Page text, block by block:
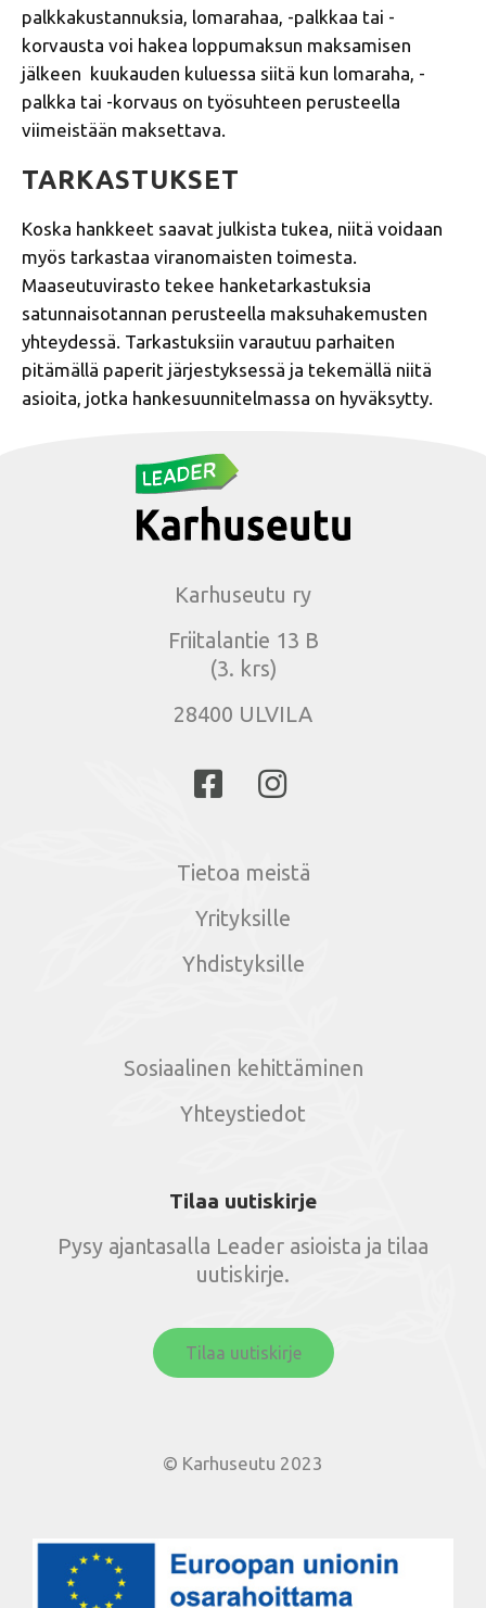
palkkakustannuksia, lomarahaa, -palkkaa tai -
korvausta voi hakea loppumaksun maksamisen
jälkeen kuukauden kuluessa siitä kun lomaraha, -
palkka tai -korvaus on työsuhteen perusteella
viimeistään maksettava.
TARKASTUKSET
Koska hankkeet saavat julkista tukea, niitä voidaan
myös tarkastaa viranomaisten toimesta.
Maaseutuvirasto tekee hanketarkastuksia
satunnaisotannan perusteella maksuhakemusten
yhteydessä. Tarkastuksiin varautuu parhaiten
pitämällä paperit järjestyksessä ja tekemällä niitä
asioita, jotka hankesuunnitelmassa on hyväksytty.
Karhuseutu ry
Friitalantie 13 B
(3. krs)
28400 ULVILA
Tietoa meistä
Yrityksille
Yhdistyksille
Sosiaalinen kehittäminen
Yhteystiedot
Tilaa uutiskirje
Pysy ajantasalla Leader asioista ja tilaa
uutiskirje.
Tilaa uutiskirje
© Karhuseutu 2023